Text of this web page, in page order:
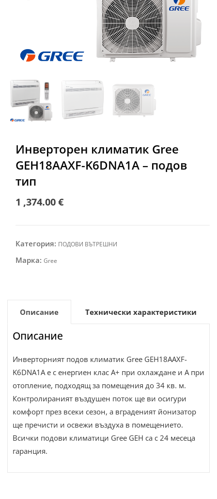
Инверторен климатик Gree
GEH18AAXF-K6DNA1A – подов
тип
1 ,374.00€
Категория: ПОДОВИ ВЪТРЕШНИ
Марка: Gree
Описание Технически характеристики
Описание
Инверторният подов климатик Gree GEH18AAXF-
K6DNA1A е с енергиен клас А+ при охлаждане и А при
отопление, подходящ за помещения до 34 кв. м.
Контролираният въздушен поток ще ви осигури
комфорт през всеки сезон, а вграденият йонизатор
ще пречисти и освежи въздуха в помещението.
Всички подови климатици Gree GEH са с 24 месеца
гаранция.